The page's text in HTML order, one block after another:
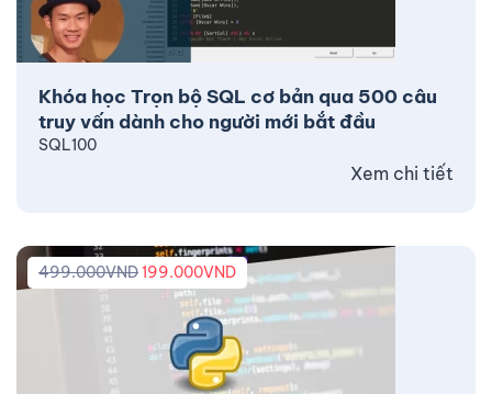
Khóa học Trọn bộ SQL cơ bản qua 500 câu
truy vấn dành cho người mới bắt đầu
SQL100
Xem chi tiết
499.000VND199.000VND